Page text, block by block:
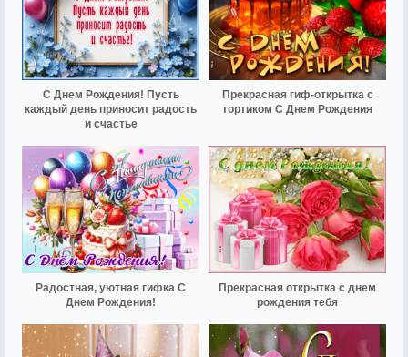
С Днем Рождения! Пусть
каждый день приносит радость
и счастье
Прекрасная гиф-открытка с
тортиком С Днем Рождения
Радостная, уютная гифка С
Днем Рождения!
Прекрасная открытка с днем
рождения тебя